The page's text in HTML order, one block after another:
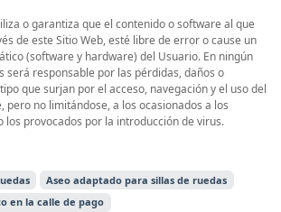
o garantiza que el contenido o software al que
de este Sitio Web, esté libre de error o cause un
(software y hardware) del Usuario. En ningún
será responsable por las pérdidas, daños o
que surjan por el acceso, navegación y el uso del
pero no limitándose, a los ocasionados a los
los provocados por la introducción de virus.
Aseo adaptado para sillas de ruedas
en la calle de pago